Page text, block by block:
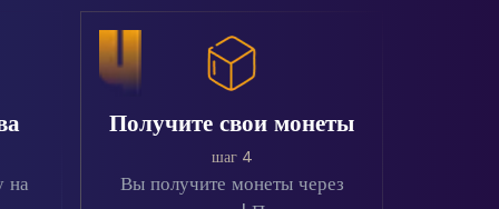
на
Получите свои монеты
шаг 4
Вы получите монеты через